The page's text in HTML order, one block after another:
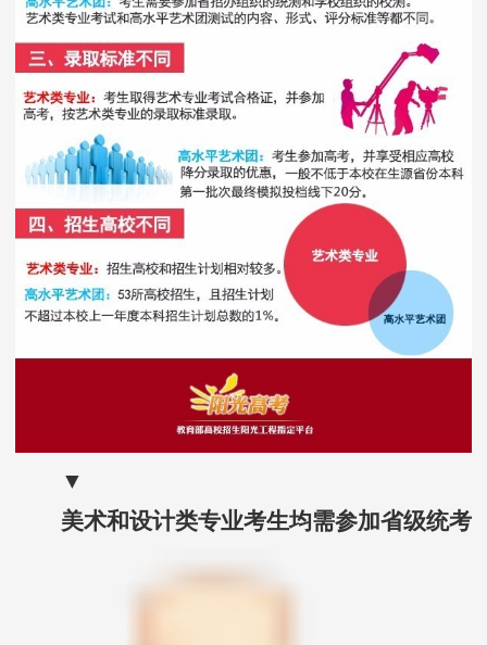
▼
美术和设计类专业考生均需参加省级统考